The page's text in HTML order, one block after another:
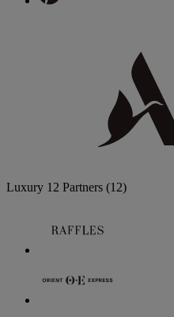
Luxury 12 Partners (12)